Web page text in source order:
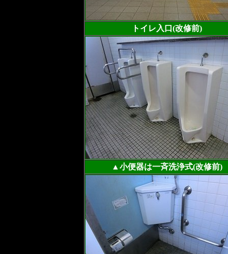
トイレ入口(改修前)
▲小便器は一斉洗浄式(改修前)